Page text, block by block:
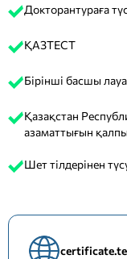
Докторантураға
ҚАЗТЕСТ
Бірінші басшы
Қазақстан
азаматтығын
Шет тілдерінен